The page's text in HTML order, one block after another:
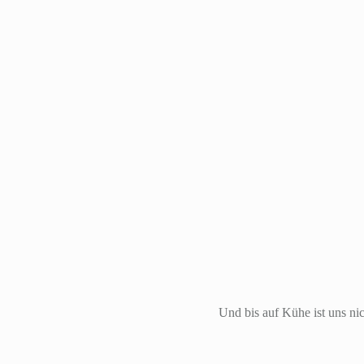
Und bis auf Kühe ist uns